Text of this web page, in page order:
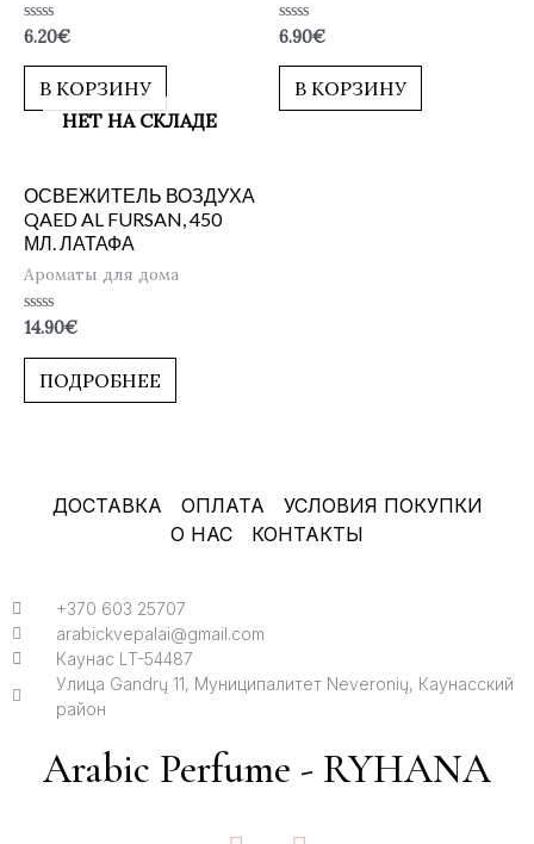
Оценка
из
6.20€
В КОРЗИНУ
Оценка
из
6.90€
В КОРЗИНУ
НЕТ НА СКЛАДЕ
ОСВЕЖИТЕЛЬ ВОЗДУХА
QAED AL FURSAN, 450
МЛ. ЛАТАФА
Ароматы для дома
Оценка
из
14.90€
ПОДРОБНЕЕ
ДОСТАВКА ОПЛАТА
УСЛОВИЯ ПОКУПКИ
О НАС
КОНТАКТЫ
+370 603 25707
arabickvepalai@gmail.com
Каунас LT-54487
Улица Gandrų 11, Муниципалитет Neveronių, Каунасский
район
Arabic Perfume - RYHANA
F I